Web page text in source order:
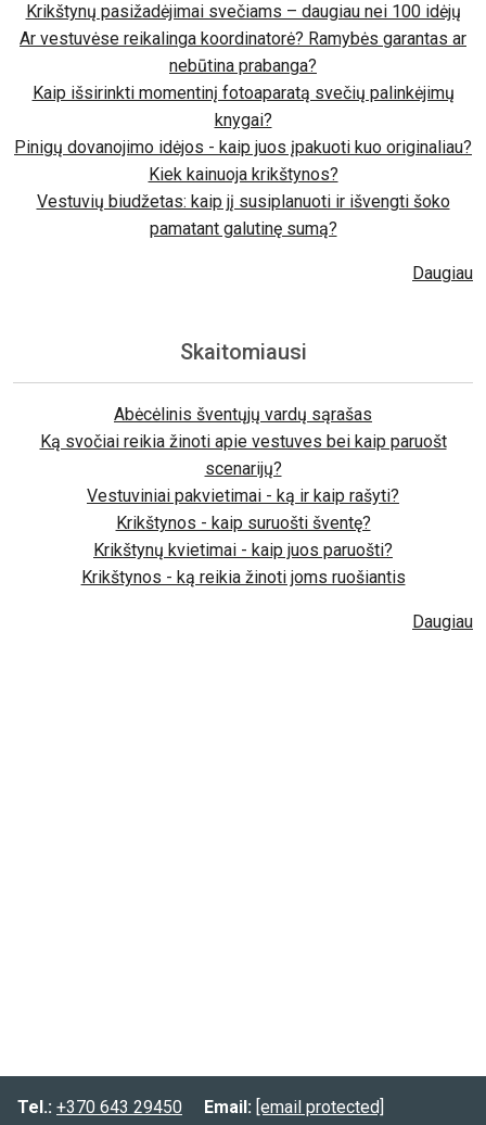
Krikštynų pasižadėjimai svečiams – daugiau nei 100 idėjų
Ar vestuvėse reikalinga koordinatorė? Ramybės garantas ar
nebūtina prabanga?
Kaip išsirinkti momentinį fotoaparatą svečių palinkėjimų
knygai?
Pinigų dovanojimo idėjos - kaip juos įpakuoti kuo originaliau?
Kiek kainuoja krikštynos?
Vestuvių biudžetas: kaip jį susiplanuoti ir išvengti šoko
pamatant galutinę sumą?
Daugiau
Skaitomiausi
Abėcėlinis šventųjų vardų sąrašas
Ką svočiai reikia žinoti apie vestuves bei kaip paruošt
scenarijų?
Vestuviniai pakvietimai - ką ir kaip rašyti?
Krikštynos - kaip suruošti šventę?
Krikštynų kvietimai - kaip juos paruošti?
Krikštynos - ką reikia žinoti joms ruošiantis
Daugiau
Informacija
Tel.: +370 643 29450 Email: [email protected]